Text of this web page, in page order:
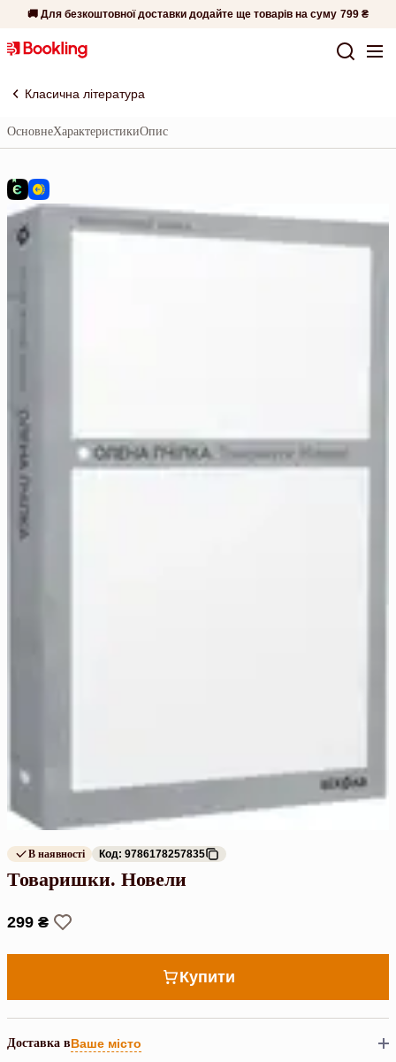
🚚 Для безкоштовної доставки додайте ще товарів на суму 799 ₴
Класична література
ОсновнеХарактеристикиОпис
В наявності Код: 9786178257835
Товаришки. Новели
299 ₴
Купити
Доставка вВаше місто